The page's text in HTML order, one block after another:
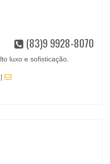
(83)9 9928-8070
luxo e sofisticação.